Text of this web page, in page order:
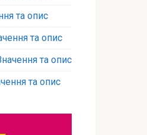
та опис
та опис
та опис
та опис